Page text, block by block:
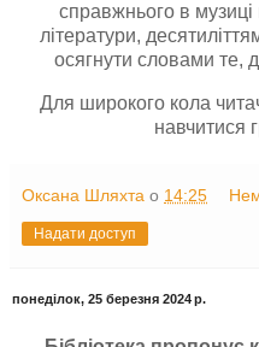
справжнього в музиці
літератури,
осягнути словами те,
Для широкого кола
навчитися
Оксана Шляхта о 14:25
Надати доступ
понеділок, 25 березня 2024 р.